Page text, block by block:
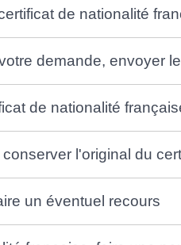
de nationalité
demande, envoyer
de nationalité
l'original du
un éventuel recours